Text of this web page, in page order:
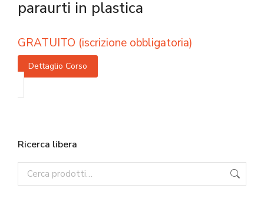
paraurti in plastica
GRATUITO (iscrizione obbligatoria)
Dettaglio Corso
Ricerca libera